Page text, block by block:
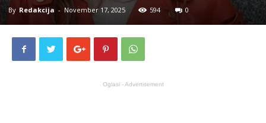
By Redakcija - November 17, 2025 594 0
Oglasi - Advertisement